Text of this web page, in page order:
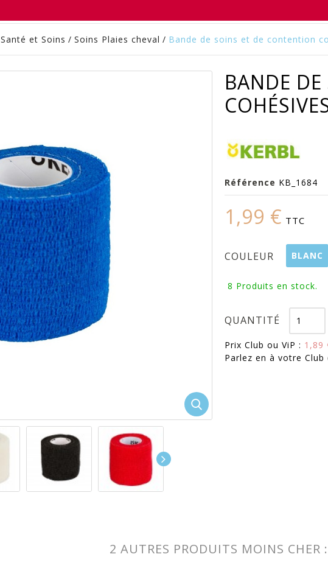
Santé et Soins / Soins Plaies cheval / Bande de soins et de contention
BANDE
Référence KB_1684
1,99 € TTC
COULEUR BLANC
8 Produits en stock.
QUANTITÉ
Prix Club ou ViP : 1,89
Parlez en à votre
2 AUTRES PRODUITS MOINS CHER :